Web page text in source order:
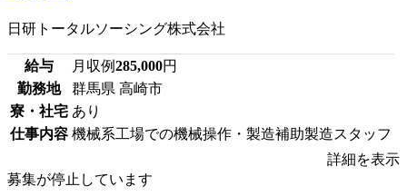
日研トータルソーシング株式会社
給与 月収例285,000円
勤務地
群馬県 高崎市
寮・社宅 あり
仕事内容 機械系工場での機械操作・製造補助製造スタッフ
詳細を表示
募集が停止しています